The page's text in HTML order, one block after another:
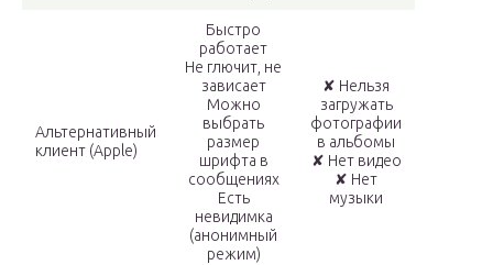
Альтернативный
клиент (Apple)
Быстро
работает
Не глючит, не
зависает
Можно
выбрать
размер
шрифта в
сообщениях
Есть
невидимка
(анонимный
режим)
✘ Нельзя
загружать
фотографии
в альбомы
✘ Нет видео
✘ Нет
музыки